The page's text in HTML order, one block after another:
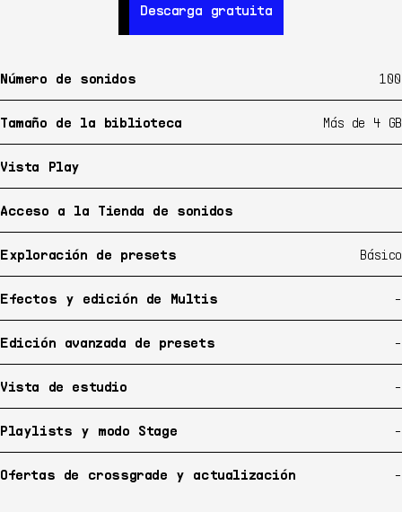
Descarga gratuita
Descarga gratuita
Número de sonidos 100
Tamaño de la biblioteca Más de 4 GB
Vista Play
Acceso a la Tienda de sonidos
Exploración de presets Básico
Efectos y edición de Multis -
Edición avanzada de presets -
Vista de estudio -
Playlists y modo Stage -
Ofertas de crossgrade y actualización -